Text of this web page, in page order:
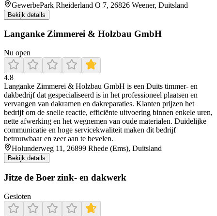
GewerbePark Rheiderland O 7, 26826 Weener, Duitsland
Bekijk details
Langanke Zimmerei & Holzbau GmbH
Nu open
4.8
Langanke Zimmerei & Holzbau GmbH is een Duits timmer- en
dakbedrijf dat gespecialiseerd is in het professioneel plaatsen en
vervangen van dakramen en dakreparaties. Klanten prijzen het
bedrijf om de snelle reactie, efficiënte uitvoering binnen enkele uren,
nette afwerking en het wegnemen van oude materialen. Duidelijke
communicatie en hoge servicekwaliteit maken dit bedrijf
betrouwbaar en zeer aan te bevelen.
Holunderweg 11, 26899 Rhede (Ems), Duitsland
Bekijk details
Jitze de Boer zink- en dakwerk
Gesloten